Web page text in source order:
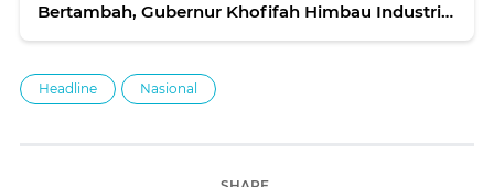
Bertambah, Gubernur Khofifah Himbau Industri
Headline Nasional